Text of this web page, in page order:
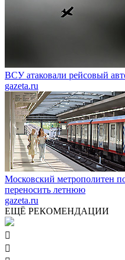
ВСУ атаковали рейсовый
gazeta.ru
Московский метрополитен
переносить летнюю
gazeta.ru
ЕЩЁ РЕКОМЕНДАЦИИ

